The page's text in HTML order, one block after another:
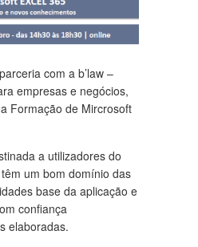
com a b’law –
empresas e negócios,
Formação de Mircrosoft
a utilizadores do
um bom domínio das
base da aplicação e
confiança
elaboradas.